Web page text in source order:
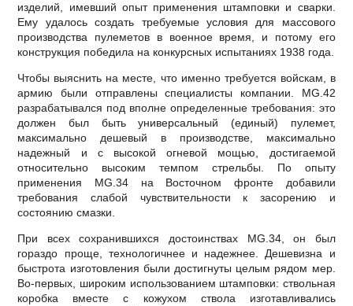
изделий, имевший опыт применения штамповки и сварки.
Ему удалось создать требуемые условия для массового
производства пулеметов в военное время, и потому его
конструкция победила на конкурсных испытаниях 1938 года.
Чтобы выяснить на месте, что именно требуется войскам, в
армию были отправлены специалисты компании. MG.42
разрабатывался под вполне определенные требования: это
должен был быть универсальный (единый) пулемет,
максимально дешевый в производстве, максимально
надежный и с высокой огневой мощью, достигаемой
относительно высоким темпом стрельбы. По опыту
применения МG.34 на Восточном фронте добавили
требования слабой чувствительности к засорению и
состоянию смазки.
При всех сохранившихся достоинствах MG.34, он был
гораздо проще, технологичнее и надежнее. Дешевизна и
быстрота изготовления были достигнуты целым рядом мер.
Во-первых, широким использованием штамповки: ствольная
коробка вместе с кожухом ствола изготавливались